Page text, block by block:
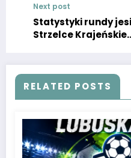
Next post
Statystyki rundy
Strzelce
RELATED POSTS